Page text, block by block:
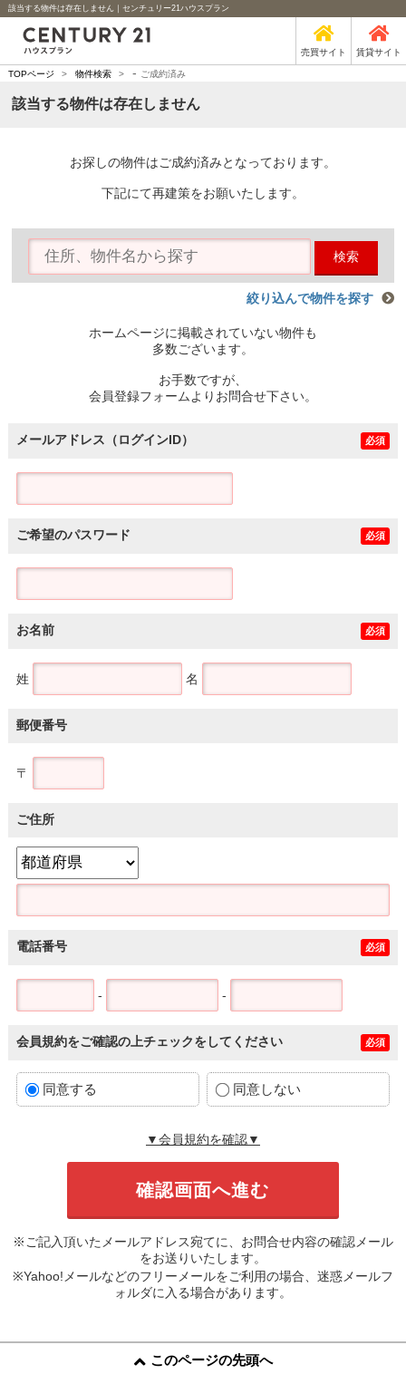
該当する物件は存在しません｜センチュリー21ハウスプラン
売買サイト 賃貸サイト
TOPページ > 物件検索 > - ご成約済み
該当する物件は存在しません
お探しの物件はご成約済みとなっております。
下記にて再建策をお願いたします。
検索
絞り込んで物件を探す
ホームページに掲載されていない物件も
多数ございます。
お手数ですが、
会員登録フォームよりお問合せ下さい。
メールアドレス（ログインID） 必須
ご希望のパスワード 必須
お名前 必須
姓 名
郵便番号
〒
ご住所
電話番号 必須
- -
会員規約をご確認の上チェックをしてください 必須
同意する 同意しない
▼会員規約を確認▼
※ご記入頂いたメールアドレス宛てに、お問合せ内容の確認メール
をお送りいたします。
※Yahoo!メールなどのフリーメールをご利用の場合、迷惑メールフ
ォルダに入る場合があります。
このページの先頭へ